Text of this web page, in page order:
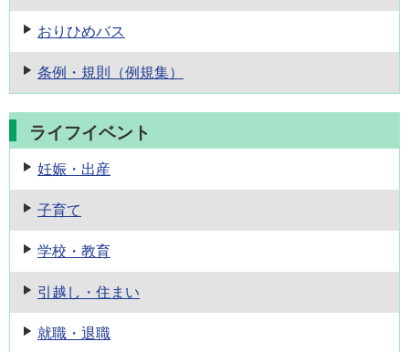
おりひめバス
条例・規則 （例規集）
ライフイベント
妊娠・出産
子育て
学校・教育
引越し・住まい
就職・退職